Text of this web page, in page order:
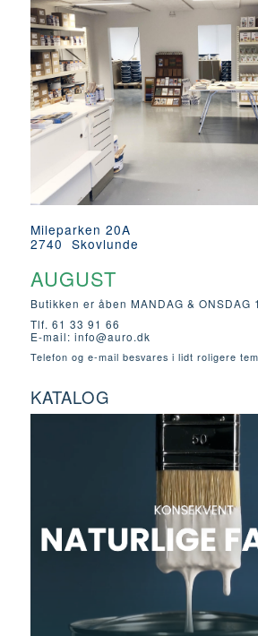
Mileparken 20A
2740 Skovlunde
AUGUST
Butikken er åben MANDAG & ONSDAG
Tlf. 61 33 91 66
E-mail: info@auro.dk
Telefon og e-mail besvares i lidt roligere
KATALOG